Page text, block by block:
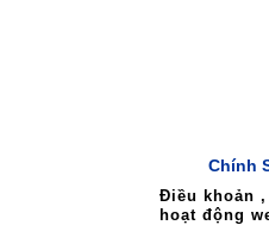
Chính
Điều khoản
hoạt động